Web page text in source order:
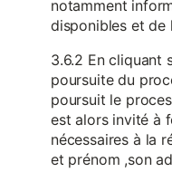
notamment
disponibles et
3.6.2 En cliquant
poursuite du
poursuit le
est alors invité à
nécessaires à la
et prénom ,son